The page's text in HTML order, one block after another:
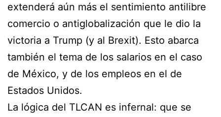
extenderá aún más el sentimiento antilibre
comercio o antiglobalización que le dio la
victoria a Trump (y al Brexit). Esto abarca
también el tema de los salarios en el caso
de México, y de los empleos en el de
Estados Unidos.
La lógica del TLCAN es infernal: que se